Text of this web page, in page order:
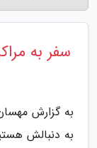
سفر به
به گزارش
به دنبالش